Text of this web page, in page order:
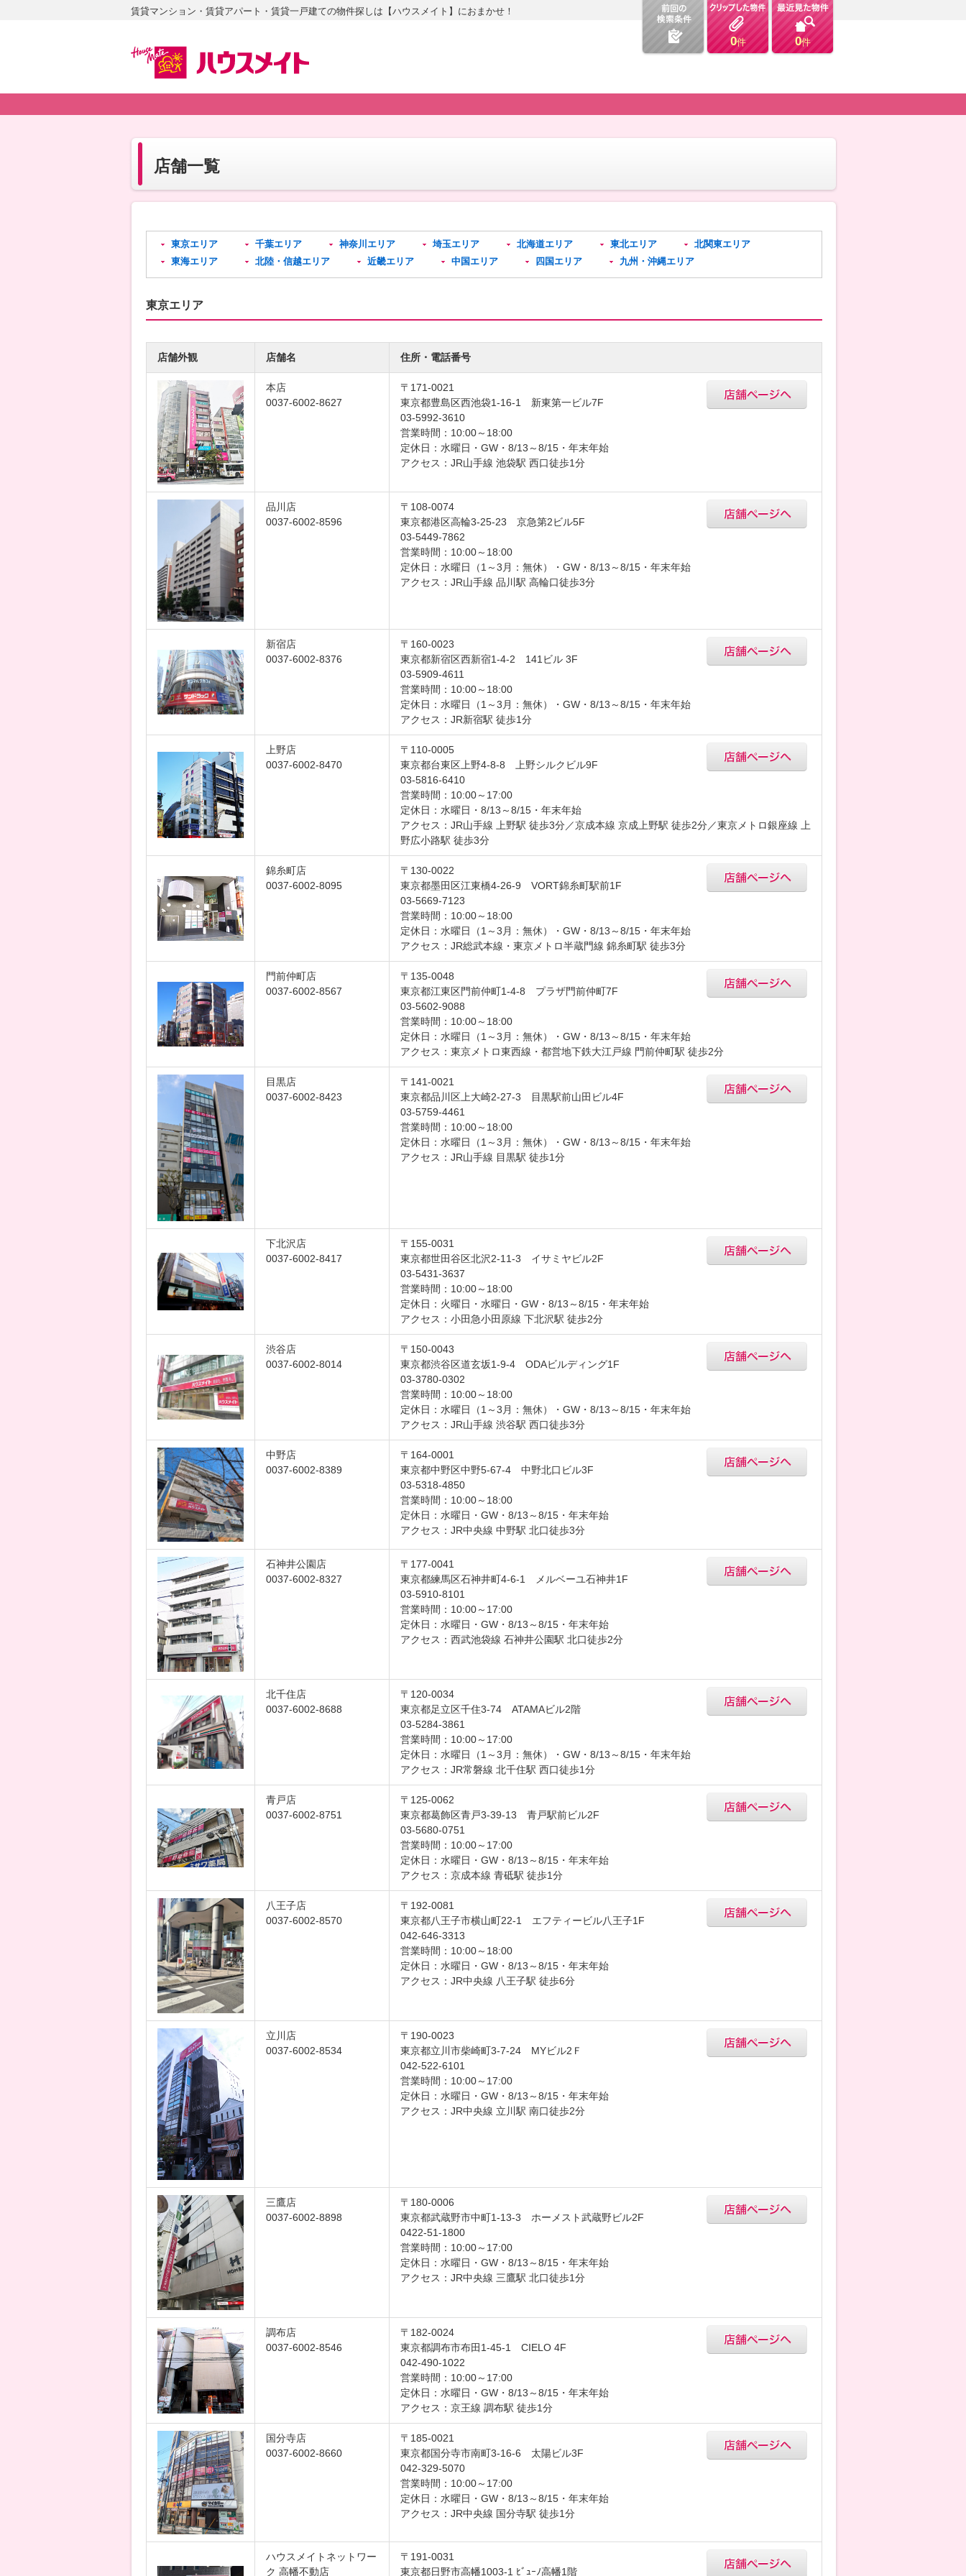
0件 0件
賃貸マンション・賃貸アパート・賃貸一戸建ての物件探しは【ハウスメイト】におまかせ！
店舗一覧
東京エリア 千葉エリア 神奈川エリア 埼玉エリア 北海道エリア 東北エリア
北関東エリア
東海エリア
北陸・信越エリア 近畿エリア 中国エリア 四国エリア 九州・沖縄エリア
東京エリア
店舗外観 店舗名 住所・電話番号
本店
0037-6002-8627
〒171-0021
東京都豊島区西池袋1-16-1 新東第一ビル7F
03-5992-3610
営業時間：10:00～18:00
定休日：水曜日・GW・8/13～8/15・年末年始
アクセス：JR山手線 池袋駅 西口徒歩1分
品川店
0037-6002-8596
〒108-0074
東京都港区高輪3-25-23 京急第2ビル5F
03-5449-7862
営業時間：10:00～18:00
定休日：水曜日（1～3月：無休）・GW・8/13～8/15・年末年始
アクセス：JR山手線 品川駅 高輪口徒歩3分
新宿店
0037-6002-8376
〒160-0023
東京都新宿区西新宿1-4-2 141ビル 3F
03-5909-4611
営業時間：10:00～18:00
定休日：水曜日（1～3月：無休）・GW・8/13～8/15・年末年始
アクセス：JR新宿駅 徒歩1分
上野店
0037-6002-8470
〒110-0005
東京都台東区上野4-8-8 上野シルクビル9F
03-5816-6410
営業時間：10:00～17:00
定休日：水曜日・8/13～8/15・年末年始
アクセス：JR山手線 上野駅 徒歩3分／京成本線 京成上野駅 徒歩2分／東京メトロ銀座線 上
野広小路駅 徒歩3分
錦糸町店
0037-6002-8095
〒130-0022
東京都墨田区江東橋4-26-9 VORT錦糸町駅前1F
03-5669-7123
営業時間：10:00～18:00
定休日：水曜日（1～3月：無休）・GW・8/13～8/15・年末年始
アクセス：JR総武本線・東京メトロ半蔵門線 錦糸町駅 徒歩3分
門前仲町店
0037-6002-8567
〒135-0048
東京都江東区門前仲町1-4-8 プラザ門前仲町7F
03-5602-9088
営業時間：10:00～18:00
定休日：水曜日（1～3月：無休）・GW・8/13～8/15・年末年始
アクセス：東京メトロ東西線・都営地下鉄大江戸線 門前仲町駅 徒歩2分
目黒店
0037-6002-8423
〒141-0021
東京都品川区上大崎2-27-3 目黒駅前山田ビル4F
03-5759-4461
営業時間：10:00～18:00
定休日：水曜日（1～3月：無休）・GW・8/13～8/15・年末年始
アクセス：JR山手線 目黒駅 徒歩1分
下北沢店
0037-6002-8417
〒155-0031
東京都世田谷区北沢2-11-3 イサミヤビル2F
03-5431-3637
営業時間：10:00～18:00
定休日：火曜日・水曜日・GW・8/13～8/15・年末年始
アクセス：小田急小田原線 下北沢駅 徒歩2分
渋谷店
0037-6002-8014
〒150-0043
東京都渋谷区道玄坂1-9-4 ODAビルディング1F
03-3780-0302
営業時間：10:00～18:00
定休日：水曜日（1～3月：無休）・GW・8/13～8/15・年末年始
アクセス：JR山手線 渋谷駅 西口徒歩3分
中野店
0037-6002-8389
〒164-0001
東京都中野区中野5-67-4 中野北口ビル3F
03-5318-4850
営業時間：10:00～18:00
定休日：水曜日・GW・8/13～8/15・年末年始
アクセス：JR中央線 中野駅 北口徒歩3分
石神井公園店
0037-6002-8327
〒177-0041
東京都練馬区石神井町4-6-1 メルベーユ石神井1F
03-5910-8101
営業時間：10:00～17:00
定休日：水曜日・GW・8/13～8/15・年末年始
アクセス：西武池袋線 石神井公園駅 北口徒歩2分
北千住店
0037-6002-8688
〒120-0034
東京都足立区千住3-74 ATAMAビル2階
03-5284-3861
営業時間：10:00～17:00
定休日：水曜日（1～3月：無休）・GW・8/13～8/15・年末年始
アクセス：JR常磐線 北千住駅 西口徒歩1分
青戸店
0037-6002-8751
〒125-0062
東京都葛飾区青戸3-39-13 青戸駅前ビル2F
03-5680-0751
営業時間：10:00～17:00
定休日：水曜日・GW・8/13～8/15・年末年始
アクセス：京成本線 青砥駅 徒歩1分
八王子店
0037-6002-8570
〒192-0081
東京都八王子市横山町22-1 エフティービル八王子1F
042-646-3313
営業時間：10:00～18:00
定休日：水曜日・GW・8/13～8/15・年末年始
アクセス：JR中央線 八王子駅 徒歩6分
立川店
0037-6002-8534
〒190-0023
東京都立川市柴崎町3-7-24 MYビル2Ｆ
042-522-6101
営業時間：10:00～17:00
定休日：水曜日・GW・8/13～8/15・年末年始
アクセス：JR中央線 立川駅 南口徒歩2分
三鷹店
0037-6002-8898
〒180-0006
東京都武蔵野市中町1-13-3 ホーメスト武蔵野ビル2F
0422-51-1800
営業時間：10:00～17:00
定休日：水曜日・GW・8/13～8/15・年末年始
アクセス：JR中央線 三鷹駅 北口徒歩1分
調布店
0037-6002-8546
〒182-0024
東京都調布市布田1-45-1 CIELO 4F
042-490-1022
営業時間：10:00～17:00
定休日：水曜日・GW・8/13～8/15・年末年始
アクセス：京王線 調布駅 徒歩1分
国分寺店
0037-6002-8660
〒185-0021
東京都国分寺市南町3-16-6 太陽ビル3F
042-329-5070
営業時間：10:00～17:00
定休日：水曜日・GW・8/13～8/15・年末年始
アクセス：JR中央線 国分寺駅 徒歩1分
ハウスメイトネットワー
ク 高幡不動店
〒191-0031
東京都日野市高幡1003-1 ﾋﾞｭｰﾉ高幡1階